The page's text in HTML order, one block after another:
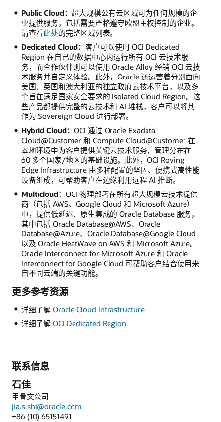
Public Cloud： 超大规模公有云区域可为任何规模的企
业提供服务，包括需要严格遵守欧盟主权控制的企业。
请查看此处的完整区域列表。
Dedicated Cloud： 客户可以使用 OCI Dedicated
Region 在自己的数据中心内运行所有 OCI 云技术服
务，而合作伙伴则可以使用 Oracle Alloy 经销 OCI 云技
术服务并自定义体验。此外，Oracle 还运营着分别面向
美国、英国和澳大利亚的独立政府云技术平台，以及多
个旨在满足国家安全要求的 Isolated Cloud Region。这
些产品都提供完整的云技术和 AI 堆栈，客户可以将其
作为 Sovereign Cloud 进行部署。
Hybrid Cloud： OCI 通过 Oracle Exadata
Cloud@Customer 和 Compute Cloud@Customer 在
本地环境中为客户提供关键云技术服务，管理分布在
60 多个国家/地区的基础设施。此外，OCI Roving
Edge Infrastructure 由多种配置的坚固、便携式高性能
设备组成，可帮助客户在边缘利用远程 AI 推断。
Multicloud：OCI 物理部署在所有超大规模云技术提供
商（包括 AWS、Google Cloud 和 Microsoft Azure）
中，提供低延迟、原生集成的 Oracle Database 服务，
其中包括 Oracle Database@AWS、Oracle
Database@Azure、Oracle Database@Google Cloud
以及 Oracle HeatWave on AWS 和 Microsoft Azure。
Oracle Interconnect for Microsoft Azure 和 Oracle
Interconnect for Google Cloud 可帮助客户结合使用来
自不同云端的关键功能。
更多参考资源
详细了解 Oracle Cloud Infrastructure
详细了解 OCI Dedicated Region
联系信息
石佳
甲骨文公司
jia.s.shi@oracle.com
+86 (10) 65151491